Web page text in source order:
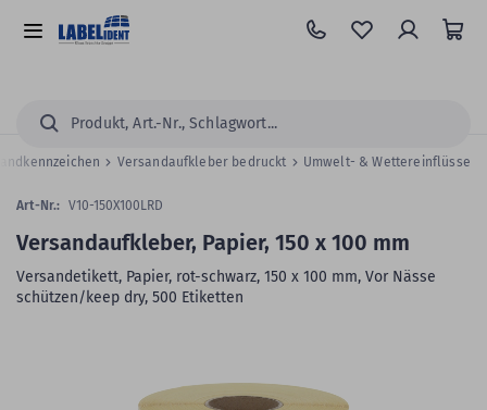
Hauptinhalt
springen
Alle
Suchen...
Versandaufkleber bedruckt Umwelt- & Wettereinflüsse
Versandaufkleber, Papier, 150 x 100 mm
Versandetikett, Papier, rot-schwarz, 150 x 100 mm, Vor Nässe
schützen/keep dry, 500 Etiketten
Art-Nr.: V10-150X100LRD